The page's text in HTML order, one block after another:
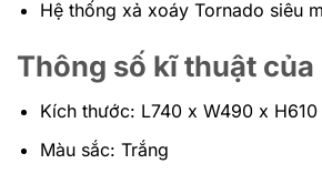
Hệ thống xả xoáy Tornado siêu
Thông số kĩ thuật của
Kích thước: L740 x W490 x H610
Màu sắc: Trắng